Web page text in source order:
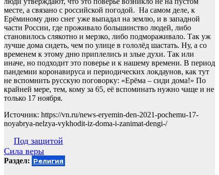
месте, а связано с российской погодой. На самом деле, к
Ерёминому дню снег уже выпадал на землю, и в западной
части России, где проживало большинство людей, либо
становилось слякотно и мерзко, либо подмораживало. Так уж
лучше дома сидеть, чем по улице в гололёд шастать. Ну, а со
временем к этому дню приплелись и злые духи. Так или
иначе, но подходит это поверье и к нашему времени. В период
пандемии коронавируса и периодических локдаунов, как тут
не вспомнить русскую поговорку: «Ерёма – сиди дома!» По
крайней мере, тем, кому за 65, её вспоминать нужно чаще и не
только 17 ноября.
Источник: https://vn.ru/news-eryemin-den-2021-pochemu-17-
noyabrya-nelzya-vykhodit-iz-doma-i-zanimat-dengi-/
Навигация
по
записям
Под защитой
Сила веры
Раздел: Религия